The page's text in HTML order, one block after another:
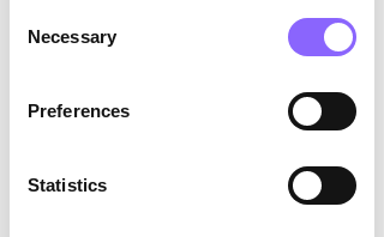
Selection
Necessary
Preferences
Statistics
Leurs activités quotidiennes incluent
généralement :
La conduite de réunions de
La prise en charge de décisions
clés